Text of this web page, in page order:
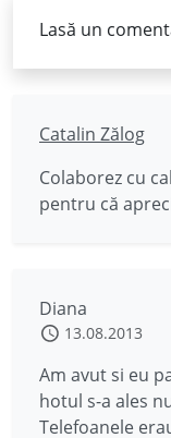
Lasă un
Catalin Zălog
Colaborez cu
pentru că
Diana
13.08.2013
Am avut si eu
hotul s-a ales
Telefoanele